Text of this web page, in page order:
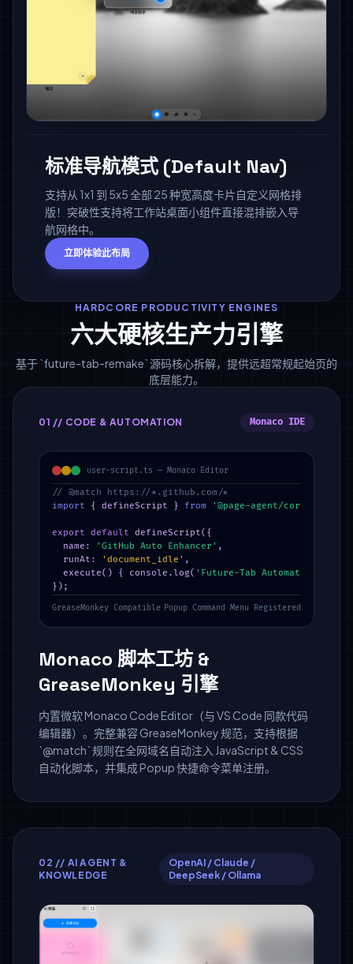
标准导航模式 (Default Nav)
支持从 1x1 到 5x5 全部 25 种宽高度卡片自定义网格排
版！突破性支持将工作站桌面小组件直接混排嵌入导
航网格中。
立即体验此布局
HARDCORE PRODUCTIVITY ENGINES
六大硬核生产力引擎
基于 `future-tab-remake` 源码核心拆解，提供远超常规起始页的
底层能力。
01 // CODE & AUTOMATION Monaco IDE
user-script.ts — Monaco Editor
// @match https://*.github.com/*
import { defineScript } from '@page-agent/core'
export default defineScript({
  name:
'GitHub Auto Enhancer' ,
  runAt:
'document_idle' ,
  execute() { console.log(
'Future-Tab Automated Engine
});
GreaseMonkey Compatible Popup Command Menu Registered
Monaco 脚本工坊 &
GreaseMonkey 引擎
内置微软 Monaco Code Editor（与 VS Code 同款代码
编辑器）。完整兼容 GreaseMonkey 规范，支持根据
`@match` 规则在全网域名自动注入 JavaScript & CSS
自动化脚本，并集成 Popup 快捷命令菜单注册。
02 // AI AGENT &
KNOWLEDGE
OpenAI / Claude /
DeepSeek / Ollama